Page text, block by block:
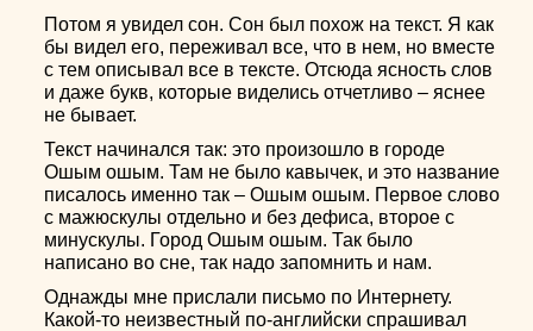
Потом я увидел сон. Сон был похож на текст. Я как
бы видел его, переживал все, что в нем, но вместе
с тем описывал все в тексте. Отсюда ясность слов
и даже букв, которые виделись отчетливо – яснее
не бывает.
Текст начинался так: это произошло в городе
Ошым ошым. Там не было кавычек, и это название
писалось именно так – Ошым ошым. Первое слово
с мажюскулы отдельно и без дефиса, второе с
минускулы. Город Ошым ошым. Так было
написано во сне, так надо запомнить и нам.
Однажды мне прислали письмо по Интернету.
Какой-то неизвестный по-английски спрашивал